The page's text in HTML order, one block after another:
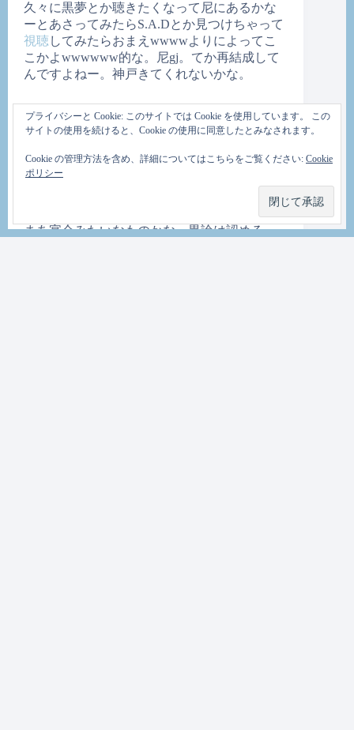
久々に黒夢とか聴きたくなって尼にあるかな
ーとあさってみたらS.A.Dとか見つけちゃって
視聴してみたらおまえwwwwよりによってこ
こかよwwwwww的な。尼gj。てか再結成して
んですよねー。神戸きてくれないかな。
さておき。
ゲーム好きの方なら知ってるよーって人多そ
うだけど、なんだろ、多人数で集まって特定
のルールに従ってやる会話を使った、んー、
まあ宴会みたいなものかな。異論は認める。
プライバシーと Cookie: このサイトでは Cookie を使用しています。 この
サイトの使用を続けると、Cookie の使用に同意したとみなされます。
Cookie の管理方法を含め、詳細についてはこちらをご覧ください: Cookie
ポリシー